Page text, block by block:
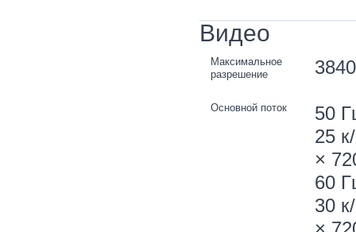
Видео
Максимальное
разрешение
Основной поток
50
25
×
60
30